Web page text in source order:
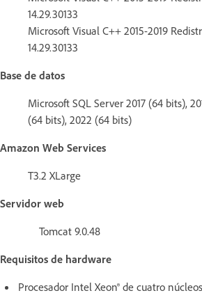
14.29.30133
Microsoft Visual C++ 2015-2019
14.29.30133
Base de datos
Microsoft SQL Server 2017 (64 bits),
(64 bits), 2022 (64 bits)
Amazon Web Services
T3.2 XLarge
Servidor web
Tomcat 9.0.48
Requisitos de hardware
Procesador Intel Xeon® de cuatro